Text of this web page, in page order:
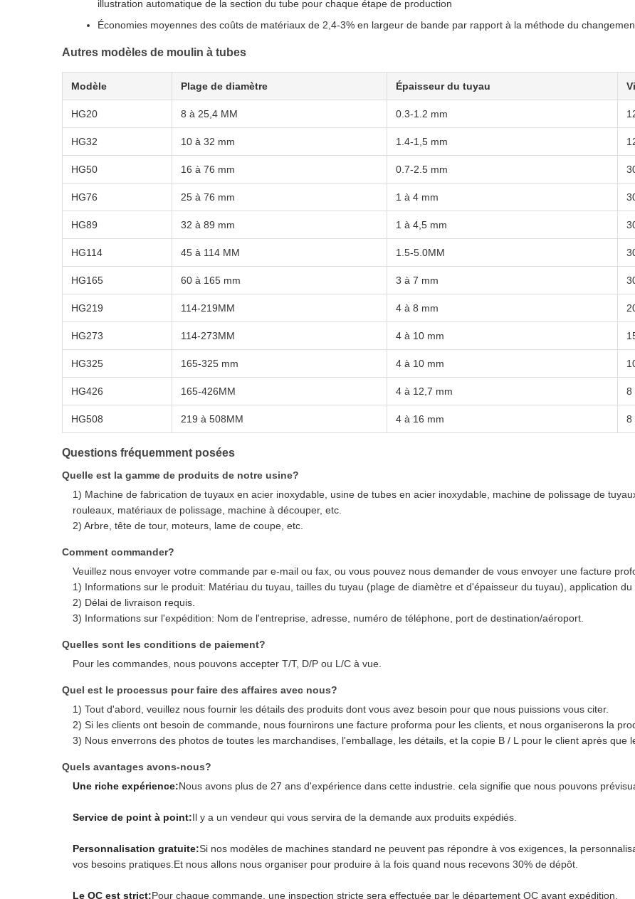
illustration automatique de la section du tube pour chaque étape de production
Économies moyennes des coûts de matériaux de 2,4-3% en largeur de bande par rapport à la méthode du
Autres modèles de moulin à tubes
Modèle Plage de diamètre Épaisseur du tuyau
HG20 8 à 25,4 MM 0.3-1.2 mm
HG32 10 à 32 mm 1.4-1,5 mm
HG50 16 à 76 mm 0.7-2.5 mm
HG76 25 à 76 mm 1 à 4 mm
HG89 32 à 89 mm 1 à 4,5 mm
HG114 45 à 114 MM 1.5-5.0MM
HG165 60 à 165 mm 3 à 7 mm
HG219 114-219MM 4 à 8 mm
HG273 114-273MM 4 à 10 mm
HG325 165-325 mm 4 à 10 mm
HG426 165-426MM 4 à 12,7 mm 8
HG508 219 à 508MM 4 à 16 mm 8
Questions fréquemment posées
Quelle est la gamme de produits de notre usine?
1) Machine de fabrication de tuyaux en acier inoxydable, usine de tubes en acier inoxydable, machine de polissage de
rouleaux, matériaux de polissage, machine à découper, etc.
2) Arbre, tête de tour, moteurs, lame de coupe, etc.
Comment commander?
Veuillez nous envoyer votre commande par e-mail ou fax, ou vous pouvez nous demander de vous envoyer une facture
1) Informations sur le produit: Matériau du tuyau, tailles du tuyau (plage de diamètre et d'épaisseur du tuyau), application
2) Délai de livraison requis.
3) Informations sur l'expédition: Nom de l'entreprise, adresse, numéro de téléphone, port de destination/aéroport.
Quelles sont les conditions de paiement?
Pour les commandes, nous pouvons accepter T/T, D/P ou L/C à vue.
Quel est le processus pour faire des affaires avec nous?
1) Tout d'abord, veuillez nous fournir les détails des produits dont vous avez besoin pour que nous puissions vous citer.
2) Si les clients ont besoin de commande, nous fournirons une facture proforma pour les clients, et nous organiserons la
3) Nous enverrons des photos de toutes les marchandises, l'emballage, les détails, et la copie B / L pour le client après que
Quels avantages avons-nous?
Une riche expérience:Nous avons plus de 27 ans d'expérience dans cette industrie. cela signifie que nous pouvons
Service de point à point:Il y a un vendeur qui vous servira de la demande aux produits expédiés.
Personnalisation gratuite:Si nos modèles de machines standard ne peuvent pas répondre à vos exigences, la
vos besoins pratiques.Et nous allons nous organiser pour produire à la fois quand nous recevons 30% de dépôt.
Le QC est strict:Pour chaque commande, une inspection stricte sera effectuée par le département QC avant expédition.